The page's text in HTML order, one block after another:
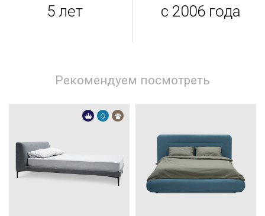
5 лет с 2006 года
Рекомендуем посмотреть